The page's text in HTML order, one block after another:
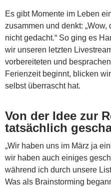
Es gibt Momente im Leben
zusammen und denkt:
nicht gedacht.“ So ging es
wir unseren letzten
vorbereiteten und
Ferienzeit beginnt, blicken
selbst überrascht hat.
Von der Idee zur
tatsächlich
„Wir haben uns im März ja
wir haben auch einiges
während ich durch unsere
Was als Brainstorming